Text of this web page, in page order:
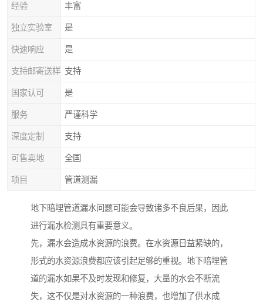
经验 丰富
独立实验室 是
快速响应 是
支持邮寄送样 支持
国家认可 是
服务 严谨科学
深度定制 支持
可售卖地 全国
项目 管道测漏
地下暗埋管道漏水问题可能会导致诸多不良后果，因此
进行漏水检测具有重要意义。
先，漏水会造成水资源的浪费。在水资源日益紧缺的，
形式的水资源浪费都应该引起足够的重视。地下暗埋管
道的漏水如果不及时发现和修复，大量的水会不断流
失，这不仅是对水资源的一种浪费，也增加了供水成